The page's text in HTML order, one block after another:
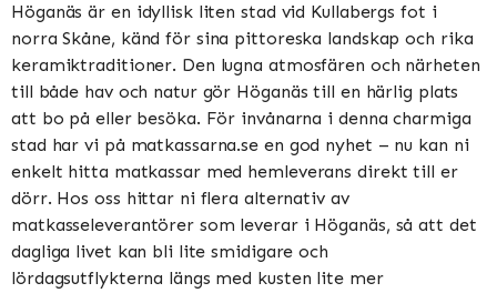
Höganäs är en idyllisk liten stad vid Kullabergs fot i
norra Skåne, känd för sina pittoreska landskap och rika
keramiktraditioner. Den lugna atmosfären och närheten
till både hav och natur gör Höganäs till en härlig plats
att bo på eller besöka. För invånarna i denna charmiga
stad har vi på matkassarna.se en god nyhet – nu kan ni
enkelt hitta matkassar med hemleverans direkt till er
dörr. Hos oss hittar ni flera alternativ av
matkasseleverantörer som leverar i Höganäs, så att det
dagliga livet kan bli lite smidigare och
lördagsutflykterna längs med kusten lite mer